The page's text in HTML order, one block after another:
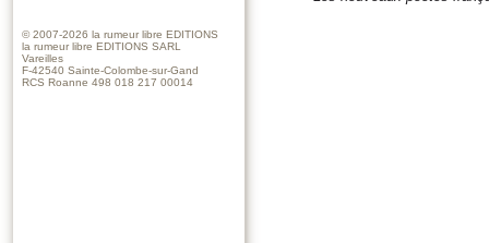
© 2007-2026 la rumeur libre EDITIONS
la rumeur libre EDITIONS SARL
Vareilles
F-42540 Sainte-Colombe-sur-Gand
RCS Roanne 498 018 217 00014